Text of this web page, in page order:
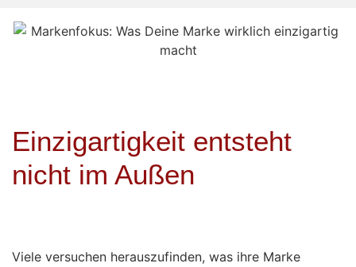
Einzigartigkeit entsteht
nicht im Außen
Viele versuchen herauszufinden, was ihre Marke